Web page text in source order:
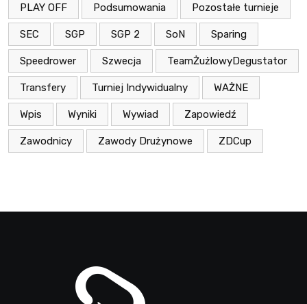
PLAY OFF Podsumowania Pozostałe turnieje
SEC SGP SGP 2 SoN Sparing
Speedrower Szwecja TeamŻużlowyDegustator
Transfery Turniej Indywidualny WAŻNE
Wpis Wyniki Wywiad Zapowiedź
Zawodnicy Zawody Drużynowe ZDCup